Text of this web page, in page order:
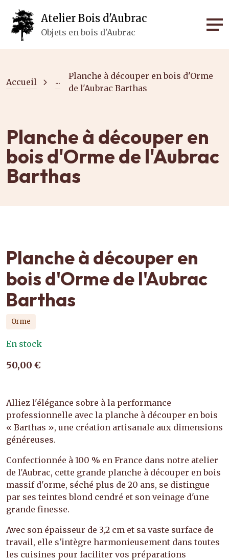
Atelier Bois d'Aubrac
Objets en bois d'Aubrac
Accueil ...
Planche à découper en bois d'Orme
de l'Aubrac Barthas
Planche à découper en
bois d'Orme de l'Aubrac
Barthas
Planche à découper en
bois d'Orme de l'Aubrac
Barthas
Orme
En stock
50,00 €
Alliez l'élégance sobre à la performance
professionnelle avec la planche à découper en bois
« Barthas », une création artisanale aux dimensions
généreuses.
Confectionnée à 100 % en France dans notre atelier
de l'Aubrac, cette grande planche à découper en bois
massif d'orme, séché plus de 20 ans, se distingue
par ses teintes blond cendré et son veinage d'une
grande finesse.
Avec son épaisseur de 3,2 cm et sa vaste surface de
travail, elle s'intègre harmonieusement dans toutes
les cuisines pour faciliter vos préparations